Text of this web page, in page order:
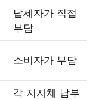
납세자가 직접
부담
소비자가 부담
각 지자체 납부